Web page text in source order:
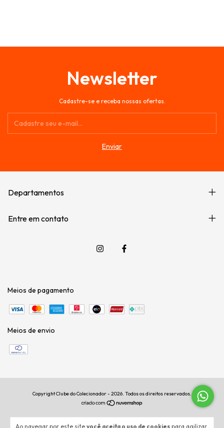
Ao navegar por este site você aceita o uso de cookies para agilizar
Newsletter
Cadastre-se e receba nossas ofertas.
Departamentos
Entre em contato
Meios de pagamento
Meios de envio
Copyright Clube do Colecionador - 2026. Todos os direitos reservados.